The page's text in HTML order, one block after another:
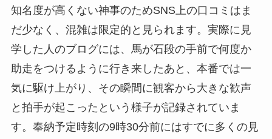
知名度が高くない神事のためSNS上の口コミはま
だ少なく、混雑は限定的と見られます。実際に見
学した人のブログには、馬が石段の手前で何度か
助走をつけるように行き来したあと、本番では一
気に駆け上がり、その瞬間に観客から大きな歓声
と拍手が起こったという様子が記録されていま
す。奉納予定時刻の9時30分前にはすでに多くの見